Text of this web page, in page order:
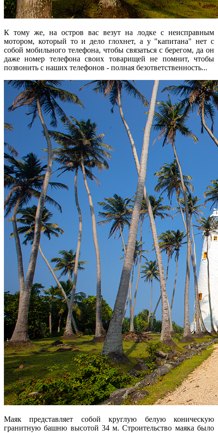
К тому же, на остров вас везут на лодке с неисправным
мотором, который то и дело глохнет, а у "капитана" нет с
собой мобильного телефона, чтобы связаться с берегом, да он
даже номер телефона своих товарищей не помнит, чтобы
позвонить с наших телефонов - полная безответственность...
Маяк представляет собой круглую белую коническую
гранитную башню высотой 34 м. Строительство маяка было